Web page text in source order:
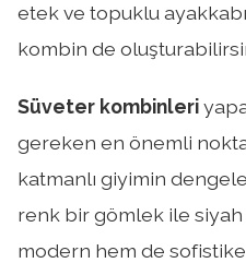
etek ve topuklu
kombin de
Süveter kombinleri
gereken en önemli
katmanlı giyimin
renk bir gömlek ile siyah
modern hem de